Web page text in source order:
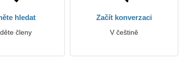
hledat
členy
Začít konverzaci
V češtině